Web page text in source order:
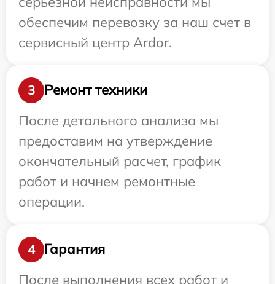
обеспечим перевозку за наш счет в
сервисный центр Ardor.
3
Ремонт техники
После детального анализа мы
предоставим на утверждение
окончательный расчет, график
работ и начнем ремонтные
операции.
4
Гарантия
После выполнения всех работ и